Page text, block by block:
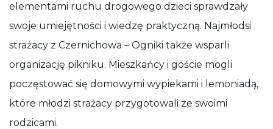
elementami ruchu drogowego dzieci sprawdzały
swoje umiejętności i wiedzę praktyczną. Najmłodsi
strażacy z Czernichowa – Ogniki także wsparli
organizację pikniku. Mieszkańcy i goście mogli
poczęstować się domowymi wypiekami i lemoniadą,
które młodzi strażacy przygotowali ze swoimi
rodzicami.